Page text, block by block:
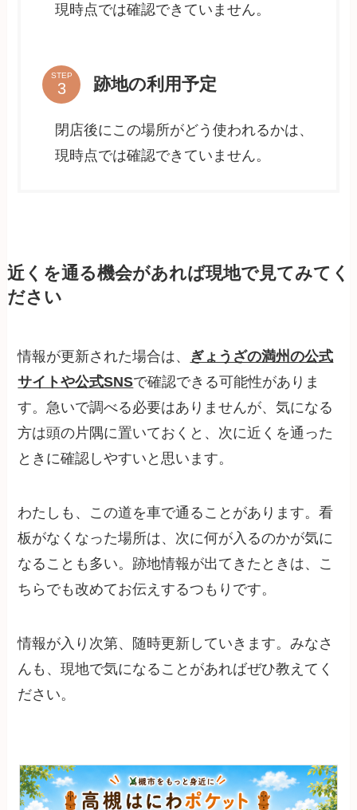
現時点では確認できていません。
STEP 跡地の利用予定
閉店後にこの場所がどう使われるかは、
現時点では確認できていません。
近くを通る機会があれば現地で見てみてく
ださい
情報が更新された場合は、 ぎょうざの満州の公式
サイトや公式SNSで確認できる可能性がありま
す。急いで調べる必要はありませんが、気になる
方は頭の片隅に置いておくと、次に近くを通った
ときに確認しやすいと思います。
わたしも、この道を車で通ることがあります。看
板がなくなった場所は、次に何が入るのかが気に
なることも多い。跡地情報が出てきたときは、こ
ちらでも改めてお伝えするつもりです。
情報が入り次第、随時更新していきます。みなさ
んも、現地で気になることがあればぜひ教えてく
ださい。